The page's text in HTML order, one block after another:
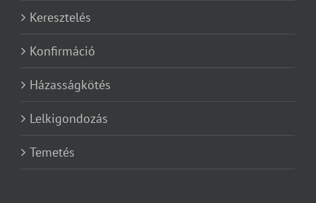
Keresztelés
Konfirmáció
Házasságkötés
Lelkigondozás
Temetés